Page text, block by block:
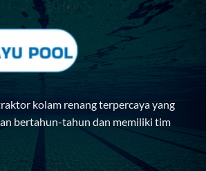
kolam renang terpercaya yang
bertahun-tahun dan memiliki tim